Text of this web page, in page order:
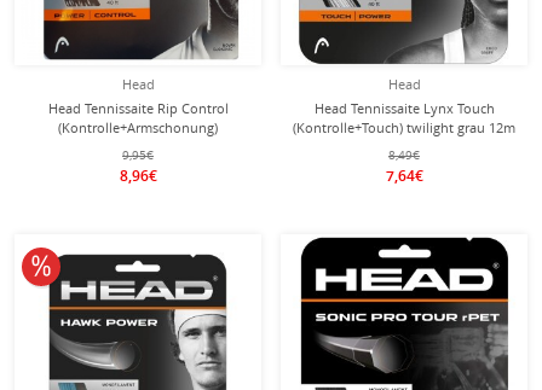
Head
Head Tennissaite Rip Control
(Kontrolle+Armschonung)
schwarz/weiss 12m Set
9,95€
8,96€
Head
Head Tennissaite Lynx Touch
(Kontrolle+Touch) twilight grau 12m
Set
8,49€
7,64€
10% reduziert